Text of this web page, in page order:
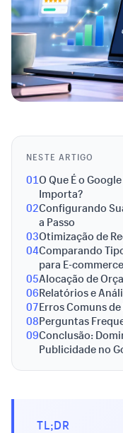
NESTE ARTIGO
01O Que É o
Importa?
02Configurando
a Passo
03Otimização de
04Comparando
para E-commerce
05Alocação de
06Relatórios e
07Erros Comuns
08Perguntas
09Conclusão:
Publicidade no
TL;DR